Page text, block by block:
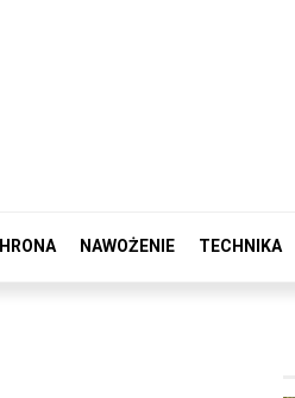
NAWOŻENIE TECHNIKA